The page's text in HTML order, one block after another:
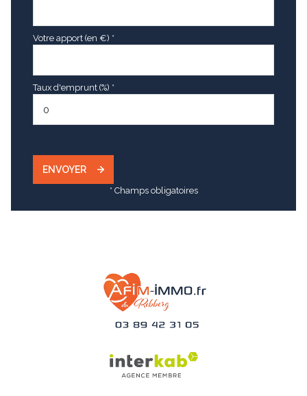
Votre apport (en €) *
Taux d'emprunt (%) *
ENVOYER
* Champs obligatoires